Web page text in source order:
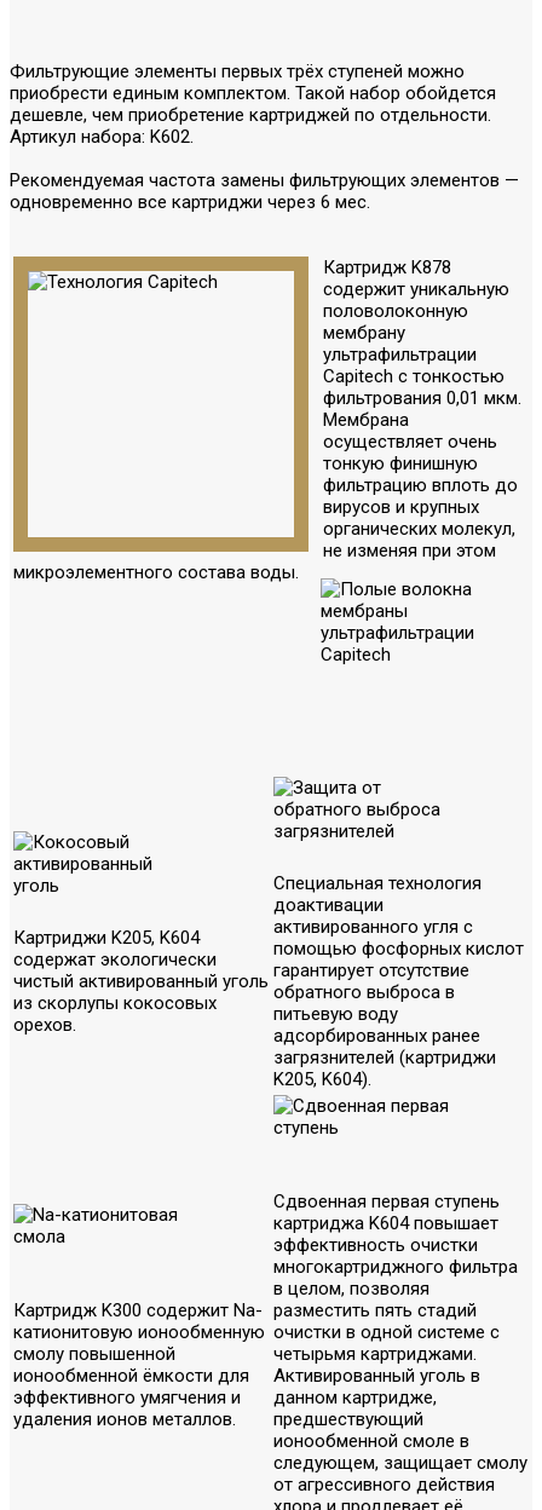
Фильтрующие элементы первых трёх ступеней можно
приобрести единым комплектом. Такой набор обойдется
дешевле, чем приобретение картриджей по отдельности.
Артикул набора: K602.
Рекомендуемая частота замены фильтрующих элементов —
одновременно все картриджи через 6 мес.
Картридж K878
содержит уникальную
половолоконную
мембрану
ультрафильтрации
Capitech с тонкостью
фильтрования 0,01 мкм.
Мембрана
осуществляет очень
тонкую финишную
фильтрацию вплоть до
вирусов и крупных
органических молекул,
не изменяя при этом
микроэлементного состава воды.
Картриджи K205, K604
содержат экологически
чистый активированный уголь
из скорлупы кокосовых
орехов.
Специальная технология
доактивации
активированного угля с
помощью фосфорных кислот
гарантирует отсутствие
обратного выброса в
питьевую воду
адсорбированных ранее
загрязнителей (картриджи
K205, K604).
Картридж K300 содержит Na-
катионитовую ионообменную
смолу повышенной
ионообменной ёмкости для
эффективного умягчения и
удаления ионов металлов.
Сдвоенная первая ступень
картриджа K604 повышает
эффективность очистки
многокартриджного фильтра
в целом, позволяя
разместить пять стадий
очистки в одной системе с
четырьмя картриджами.
Активированный уголь в
данном картридже,
предшествующий
ионообменной смоле в
следующем, защищает смолу
от агрессивного действия